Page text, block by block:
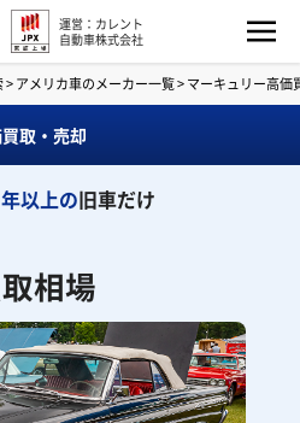
運営：カレント
自動車株式会社
>アメリカ車のメーカー一覧>マーキュリー高価
取・売却
年以上の旧車だけ
相場